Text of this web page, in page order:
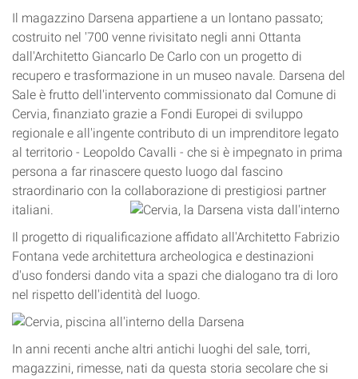
Il magazzino Darsena appartiene a un lontano passato;
costruito nel '700 venne rivisitato negli anni Ottanta
dall'Architetto Giancarlo De Carlo con un progetto di
recupero e trasformazione in un museo navale. Darsena del
Sale è frutto dell'intervento commissionato dal Comune di
Cervia, finanziato grazie a Fondi Europei di sviluppo
regionale e all'ingente contributo di un imprenditore legato
al territorio - Leopoldo Cavalli - che si è impegnato in prima
persona a far rinascere questo luogo dal fascino
straordinario con la collaborazione di prestigiosi partner
italiani.
Il progetto di riqualificazione affidato all'Architetto Fabrizio
Fontana vede architettura archeologica e destinazioni
d'uso fondersi dando vita a spazi che dialogano tra di loro
nel rispetto dell'identità del luogo.
In anni recenti anche altri antichi luoghi del sale, torri,
magazzini, rimesse, nati da questa storia secolare che si